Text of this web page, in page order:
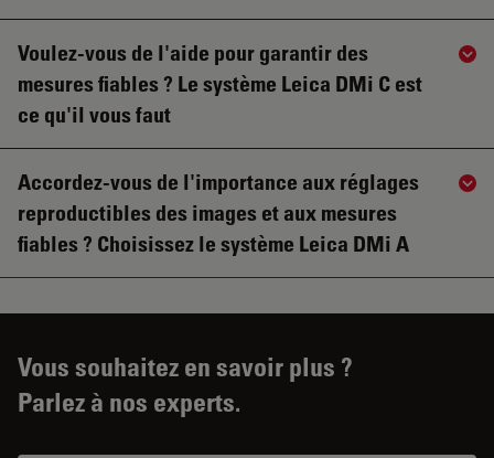
Voulez-vous de l'aide pour garantir des
mesures fiables ? Le système Leica DMi C est
ce qu'il vous faut
Accordez-vous de l'importance aux réglages
reproductibles des images et aux mesures
fiables ? Choisissez le système Leica DMi A
Vous souhaitez en savoir plus ?
Parlez à nos experts.